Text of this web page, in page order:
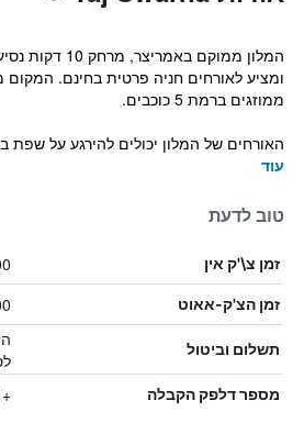
ומציע לאורחים חניה פרטית בחינם. המקום
ממוזגים ברמת 5 כוכבים.
האורחים של המלון יכולים להירגע על שפת
עוד
טוב לדעת
זמן צ\'ק אין
זמן הצ'ק-אאוט
תשלום וביטול
מספר דלפק הקבלה +91 183 665 8000